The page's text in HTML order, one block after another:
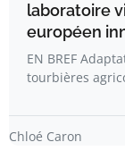
laboratoire
européen
EN BREF
tourbières
Chloé Caron